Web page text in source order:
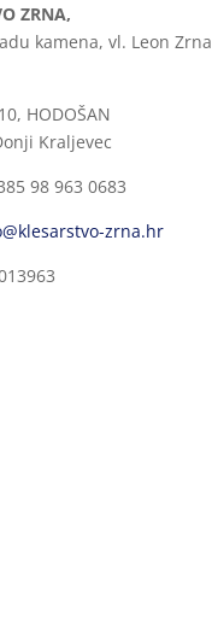
ZRNA,
kamena, vl. Leon Zrna
HODOŠAN
Kraljevec
98 963 0683
zrna.hr